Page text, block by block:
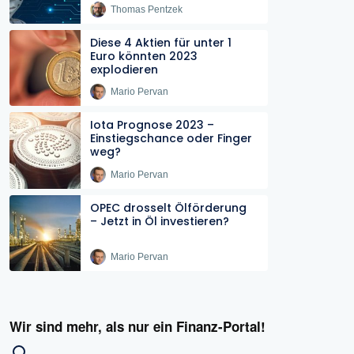
Thomas Pentzek
Diese 4 Aktien für unter 1
Euro könnten 2023
explodieren
Mario Pervan
Iota Prognose 2023 –
Einstiegschance oder Finger
weg?
Mario Pervan
OPEC drosselt Ölförderung
– Jetzt in Öl investieren?
Mario Pervan
Wir sind mehr, als nur ein Finanz-Portal!